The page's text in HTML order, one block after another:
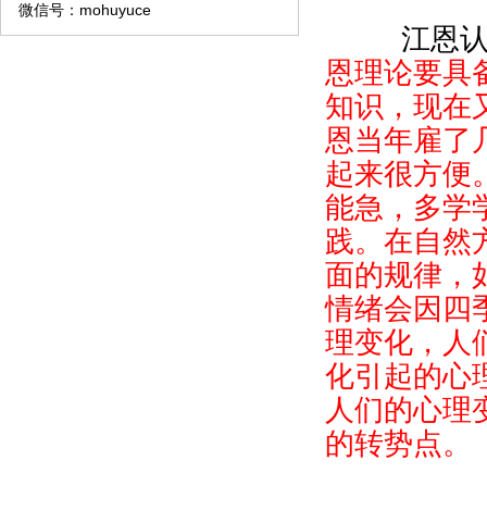
模糊预测APP软件A类权限代理销售流程
微信号：mohuyuce
江恩
恩理论要具
知识，现在
恩当年雇了
起来很方便
能急，多学
践。在自然
面的规律，
情绪会因四
理变化，人
化引起的心
人们的心理
的转势点。